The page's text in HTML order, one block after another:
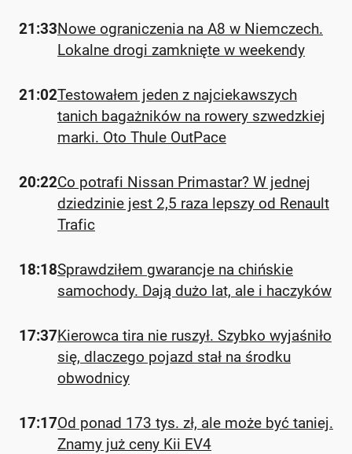
21:33Nowe ograniczenia na A8 w Niemczech.
Lokalne drogi zamknięte w weekendy
21:02Testowałem jeden z najciekawszych
tanich bagażników na rowery szwedzkiej
marki. Oto Thule OutPace
20:22Co potrafi Nissan Primastar? W jednej
dziedzinie jest 2,5 raza lepszy od Renault
Trafic
18:18Sprawdziłem gwarancje na chińskie
samochody. Dają dużo lat, ale i haczyków
17:37Kierowca tira nie ruszył. Szybko wyjaśniło
się, dlaczego pojazd stał na środku
obwodnicy
17:17Od ponad 173 tys. zł, ale może być taniej.
Znamy już ceny Kii EV4